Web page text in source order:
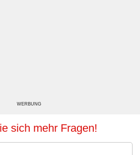
WERBUNG
sich mehr Fragen!